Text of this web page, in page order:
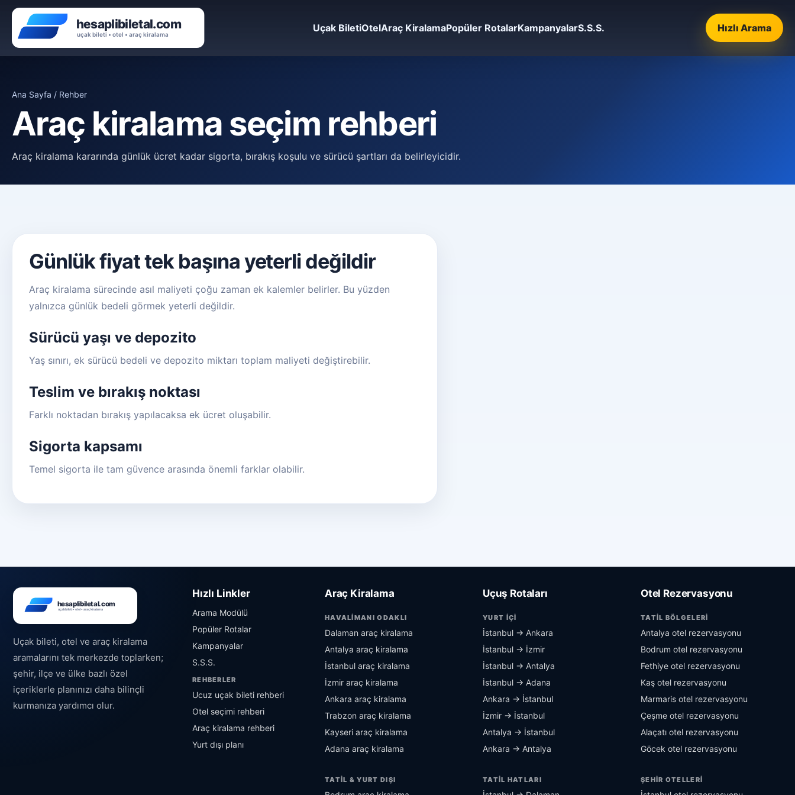
Uçak BiletiOtelAraç KiralamaPopüler RotalarKampanyalarS.S.S. Hızlı Arama
Ana Sayfa / Rehber
Araç kiralama seçim rehberi
Araç kiralama kararında günlük ücret kadar sigorta, bırakış koşulu ve sürücü şartları da belirleyicidir.
Günlük fiyat tek başına yeterli değildir
Araç kiralama sürecinde asıl maliyeti çoğu zaman ek kalemler belirler. Bu yüzden
yalnızca günlük bedeli görmek yeterli değildir.
Sürücü yaşı ve depozito
Yaş sınırı, ek sürücü bedeli ve depozito miktarı toplam maliyeti değiştirebilir.
Teslim ve bırakış noktası
Farklı noktadan bırakış yapılacaksa ek ücret oluşabilir.
Sigorta kapsamı
Temel sigorta ile tam güvence arasında önemli farklar olabilir.
Uçak bileti, otel ve araç kiralama
aramalarını tek merkezde toplarken;
şehir, ilçe ve ülke bazlı özel
içeriklerle planınızı daha bilinçli
kurmanıza yardımcı olur.
Hızlı Linkler
Arama Modülü
Popüler Rotalar
Kampanyalar
S.S.S.
REHBERLER
Ucuz uçak bileti rehberi
Otel seçimi rehberi
Araç kiralama rehberi
Yurt dışı planı
Araç Kiralama
HAVALIMANI ODAKLI
Dalaman araç kiralama
Antalya araç kiralama
İstanbul araç kiralama
İzmir araç kiralama
Ankara araç kiralama
Trabzon araç kiralama
Kayseri araç kiralama
Adana araç kiralama
TATIL & YURT DIŞI
Uçuş Rotaları
YURT İÇI
İstanbul → Ankara
İstanbul → İzmir
İstanbul → Antalya
İstanbul → Adana
Ankara → İstanbul
İzmir → İstanbul
Antalya → İstanbul
Ankara → Antalya
TATIL HATLARI
Otel Rezervasyonu
TATIL BÖLGELERI
Antalya otel rezervasyonu
Bodrum otel rezervasyonu
Fethiye otel rezervasyonu
Kaş otel rezervasyonu
Marmaris otel rezervasyonu
Çeşme otel rezervasyonu
Alaçatı otel rezervasyonu
Göcek otel rezervasyonu
ŞEHIR OTELLERI